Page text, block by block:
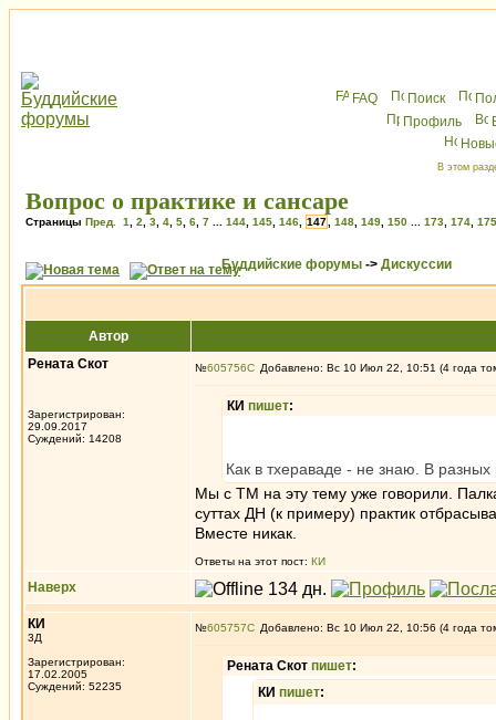
FAQ Поиск
Профиль
В этом
Вопрос о практике и сансаре
Страницы Пред. 1 2 3 4 5 6 7 144 145 146 147 148 149 150 173 174 175
Буддийские форумы -> Дискуссии
Автор
Рената Скот
Зарегистрирован:
29.09.2017
Суждений: 14208
№605756 Добавлено: Вс 10 Июл 22, 10:51 (4 года
КИ пишет:
Как в тхераваде - не знаю. В
Мы с ТМ на эту тему уже говорили.
суттах ДН (к примеру) практик
Вместе никак.
Ответы на этот пост: КИ
Наверх
КИ
3Д
Зарегистрирован:
17.02.2005
Суждений: 52235
№605757 Добавлено: Вс 10 Июл 22, 10:56 (4 года
Рената Скот пишет:
КИ пишет: